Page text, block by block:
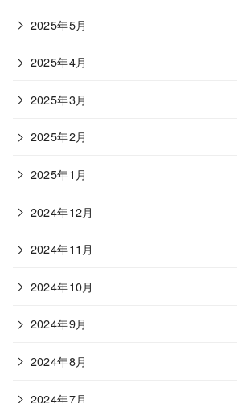
2025年5月
2025年4月
2025年3月
2025年2月
2025年1月
2024年12月
2024年11月
2024年10月
2024年9月
2024年8月
2024年7月